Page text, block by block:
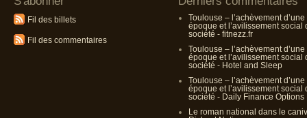
Fil des billets
Fil des commentaires
Toulouse – l’achèvement d’une
époque et l’avilissement social
société - fitnezz.fr
Toulouse – l’achèvement d’une
époque et l’avilissement social
société - Hotel and Sleep
Toulouse – l’achèvement d’une
époque et l’avilissement social
société - Daily Finance Options
Le roman national dans le